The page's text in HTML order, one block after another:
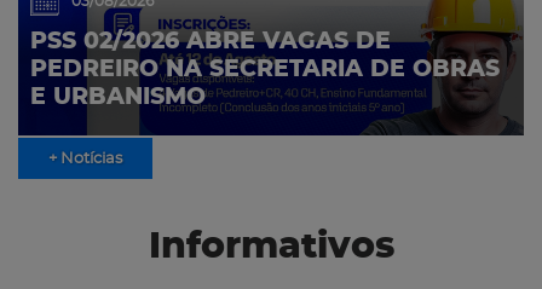
PSS 02/2026 ABRE VAGAS DE
PEDREIRO NA SECRETARIA DE OBRAS
E URBANISMO
+ Notícias
Informativos